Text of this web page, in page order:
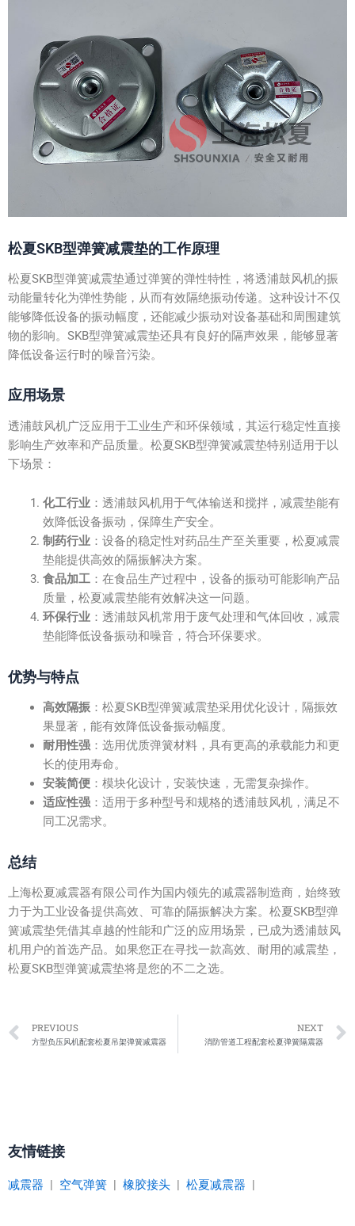
松夏SKB型弹簧减震垫的工作原理
松夏SKB型弹簧减震垫通过弹簧的弹性特性，将透浦鼓风机的振
动能量转化为弹性势能，从而有效隔绝振动传递。这种设计不仅
能够降低设备的振动幅度，还能减少振动对设备基础和周围建筑
物的影响。SKB型弹簧减震垫还具有良好的隔声效果，能够显著
降低设备运行时的噪音污染。
应用场景
透浦鼓风机广泛应用于工业生产和环保领域，其运行稳定性直接
影响生产效率和产品质量。松夏SKB型弹簧减震垫特别适用于以
下场景：
化工行业：透浦鼓风机用于气体输送和搅拌，减震垫能有
效降低设备振动，保障生产安全。
制药行业：设备的稳定性对药品生产至关重要，松夏减震
垫能提供高效的隔振解决方案。
食品加工：在食品生产过程中，设备的振动可能影响产品
质量，松夏减震垫能有效解决这一问题。
环保行业：透浦鼓风机常用于废气处理和气体回收，减震
垫能降低设备振动和噪音，符合环保要求。
优势与特点
高效隔振：松夏SKB型弹簧减震垫采用优化设计，隔振效
果显著，能有效降低设备振动幅度。
耐用性强：选用优质弹簧材料，具有更高的承载能力和更
长的使用寿命。
安装简便：模块化设计，安装快速，无需复杂操作。
适应性强：适用于多种型号和规格的透浦鼓风机，满足不
同工况需求。
总结
上海松夏减震器有限公司作为国内领先的减震器制造商，始终致
力于为工业设备提供高效、可靠的隔振解决方案。松夏SKB型弹
簧减震垫凭借其卓越的性能和广泛的应用场景，已成为透浦鼓风
机用户的首选产品。如果您正在寻找一款高效、耐用的减震垫，
松夏SKB型弹簧减震垫将是您的不二之选。
Prev
PREVIOUS
方型负压风机配套松夏吊架弹簧减震器
NEXT
消防管道工程配套松夏弹簧隔震器
友情链接
减震器 空气弹簧 橡胶接头 松夏减震器